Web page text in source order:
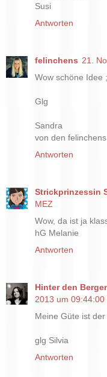
Susi
Antworten
felinchens 21.
Wow schöne Idee
Glg
Sandra
von den felinchens
Antworten
Strickprinzessin
MEZ
Wow, da ist ja
hG Melanie
Antworten
Hinter den
2013 um 09:44:00
Meine Güte ist
glg Silvia
Antworten